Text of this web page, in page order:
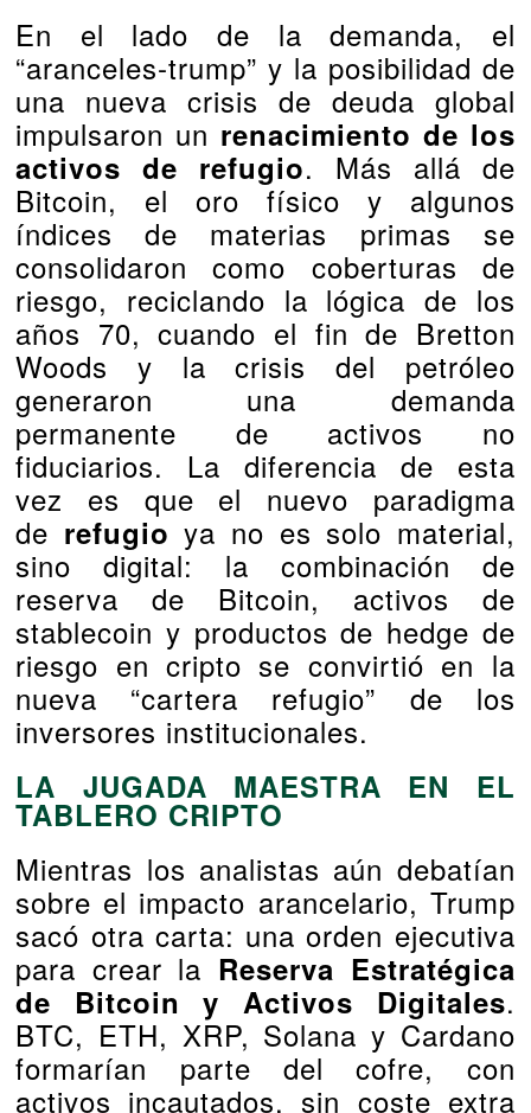
En el lado de la demanda, el
“aranceles‑trump” y la posibilidad de
una nueva crisis de deuda global
impulsaron un renacimiento de los
activos de refugio. Más allá de
Bitcoin, el oro físico y algunos
índices de materias primas se
consolidaron como coberturas de
riesgo, reciclando la lógica de los
años 70, cuando el fin de Bretton
Woods y la crisis del petróleo
generaron una demanda
permanente de activos no
fiduciarios. La diferencia de esta
vez es que el nuevo paradigma
de refugio ya no es solo material,
sino digital: la combinación de
reserva de Bitcoin, activos de
stablecoin y productos de hedge de
riesgo en cripto se convirtió en la
nueva “cartera refugio” de los
inversores institucionales.
LA JUGADA MAESTRA EN EL
TABLERO CRIPTO
Mientras los analistas aún debatían
sobre el impacto arancelario, Trump
sacó otra carta: una orden ejecutiva
para crear la Reserva Estratégica
de Bitcoin y Activos Digitales.
BTC, ETH, XRP, Solana y Cardano
formarían parte del cofre, con
activos incautados, sin coste extra